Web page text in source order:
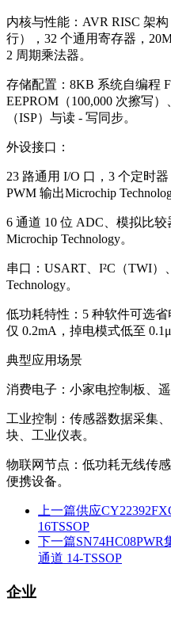
内核与性能：AVR RISC 架
行），32 个通用寄存器，
2 周期乘法器。
存储配置：8KB 系统自编程
EEPROM（100,000 次擦写
（ISP）与读 - 写同步。
外设接口：
23 路通用 I/O 口，3 个定时
PWM 输出Microchip
6 通道 10 位 ADC、模拟比较
Microchip Technology。
串口：USART、I²C（TWI）
Technology。
低功耗特性：5 种软件可选
仅 0.2mA，掉电模式低至
典型应用场景
消费电子：小家电控制板、
工业控制：传感器数据采集
块、工业仪表。
物联网节点：低功耗无线传
便携设备。
上一篇供应
16TSSOP
下一篇
通道 14-TSSOP
企业